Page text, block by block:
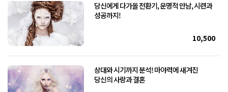
당신에게 다가올 전환기, 운명적 만남, 시련과
성공까지!
10,500
상대와 시기까지 분석! 마야력에 새겨진
당신의 사랑과 결혼